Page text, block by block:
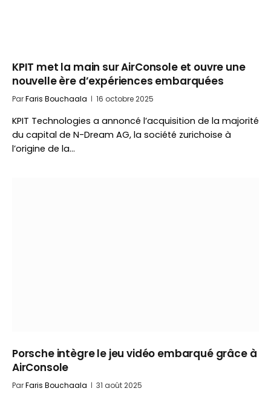
KPIT met la main sur AirConsole et ouvre une
nouvelle ère d’expériences embarquées
ParFaris Bouchaala 16 octobre 2025
KPIT Technologies a annoncé l’acquisition de la majorité
du capital de N-Dream AG, la société zurichoise à
l’origine de la…
Porsche intègre le jeu vidéo embarqué grâce à
AirConsole
ParFaris Bouchaala 31 août 2025